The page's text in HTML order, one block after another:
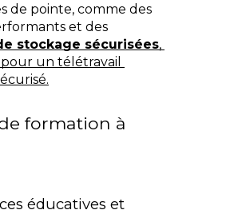
de pointe, comme des
et des
stockage sécurisées,
un télétravail
formation à
éducatives et